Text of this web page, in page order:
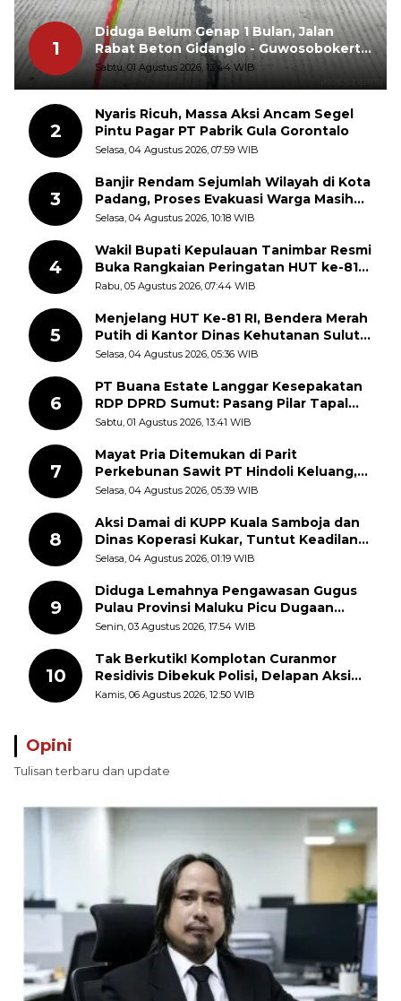
1
Diduga Belum Genap 1 Bulan, Jalan
Rabat Beton Gidanglo - Guwosobokerto
Sudah Pecah
Sabtu, 01 Agustus 2026, 13:44 WIB
2
Nyaris Ricuh, Massa Aksi Ancam Segel
Pintu Pagar PT Pabrik Gula Gorontalo
Selasa, 04 Agustus 2026, 07:59 WIB
3
Banjir Rendam Sejumlah Wilayah di Kota
Padang, Proses Evakuasi Warga Masih
Berlangsung
Selasa, 04 Agustus 2026, 10:18 WIB
4
Wakil Bupati Kepulauan Tanimbar Resmi
Buka Rangkaian Peringatan HUT ke-81
Kemerdekaan RI, ASN Diajak Perkuat
Rabu, 05 Agustus 2026, 07:44 WIB
5
Menjelang HUT Ke-81 RI, Bendera Merah
Putih di Kantor Dinas Kehutanan Sulut
Disorot Warga
Selasa, 04 Agustus 2026, 05:36 WIB
6
PT Buana Estate Langgar Kesepakatan
RDP DPRD Sumut: Pasang Pilar Tapal
Batas Sepihak Tanpa Libatkan
Sabtu, 01 Agustus 2026, 13:41 WIB
7
Mayat Pria Ditemukan di Parit
Perkebunan Sawit PT Hindoli Keluang,
Polisi Selidiki Penyebab Kematian
Selasa, 04 Agustus 2026, 05:39 WIB
8
Aksi Damai di KUPP Kuala Samboja dan
Dinas Koperasi Kukar, Tuntut Keadilan
dan Kesempatan Kerja yang Adil
Selasa, 04 Agustus 2026, 01:19 WIB
9
Diduga Lemahnya Pengawasan Gugus
Pulau Provinsi Maluku Picu Dugaan
Pungli terhadap Nelayan Bale-Bale di
Senin, 03 Agustus 2026, 17:54 WIB
10
Tak Berkutik! Komplotan Curanmor
Residivis Dibekuk Polisi, Delapan Aksi
Curanmor Di Candipuro Terungkap
Kamis, 06 Agustus 2026, 12:50 WIB
Opini
Tulisan terbaru dan update